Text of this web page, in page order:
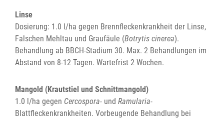
Linse
Dosierung: 1.0 l/ha gegen Brennfleckenkrankheit der Linse,
Falschen Mehltau und Graufäule (Botrytis cinerea).
Behandlung ab BBCH-Stadium 30. Max. 2 Behandlungen im
Abstand von 8-12 Tagen. Wartefrist 2 Wochen.
Mangold (Krautstiel und Schnittmangold)
1.0 l/ha gegen Cercospora- und Ramularia-
Blattfleckenkrankheiten. Vorbeugende Behandlung bei